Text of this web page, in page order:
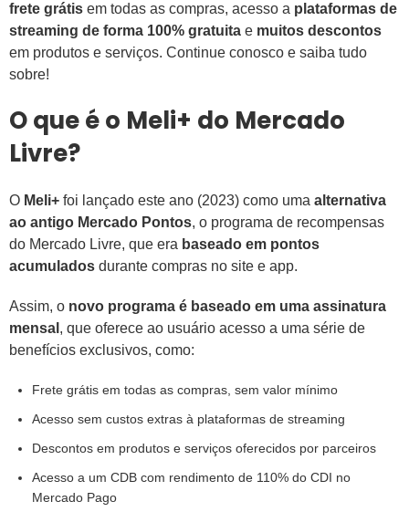
frete grátis em todas as compras, acesso a plataformas de
streaming de forma 100% gratuita e muitos descontos
em produtos e serviços. Continue conosco e saiba tudo
sobre!
O que é o Meli+ do Mercado
Livre?
O Meli+ foi lançado este ano (2023) como uma alternativa
ao antigo Mercado Pontos, o programa de recompensas
do Mercado Livre, que era baseado em pontos
acumulados durante compras no site e app.
Assim, o novo programa é baseado em uma assinatura
mensal , que oferece ao usuário acesso a uma série de
benefícios exclusivos, como:
Frete grátis em todas as compras, sem valor mínimo
Acesso sem custos extras à plataformas de streaming
Descontos em produtos e serviços oferecidos por parceiros
Acesso a um CDB com rendimento de 110% do CDI no
Mercado Pago